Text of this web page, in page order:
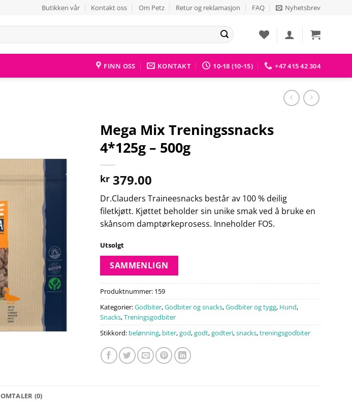
Butikken vår Kontakt oss Om Petz Retur og reklamasjon FAQ Nyhetsbrev
FINN OSS KONTAKT 10-18 (10-15) +47 415 42 304
ønskelisten
Mega Mix Treningssnacks
4*125g – 500g
kr379.00
Dr.Clauders Traineesnacks består av 100 % deilig
filetkjøtt. Kjøttet beholder sin unike smak ved å bruke en
skånsom damptørkeprosess. Inneholder FOS.
Utsolgt
SAMMENLIGN
Produktnummer: 159
Kategorier:Godbiter,Godbiter og snacks,Godbiter og tygg, Hund,
Snacks,Treningsgodbiter
Stikkord: belønning, biter,god,godt,godteri,snacks,treningsgodbiter
OMTALER (0)